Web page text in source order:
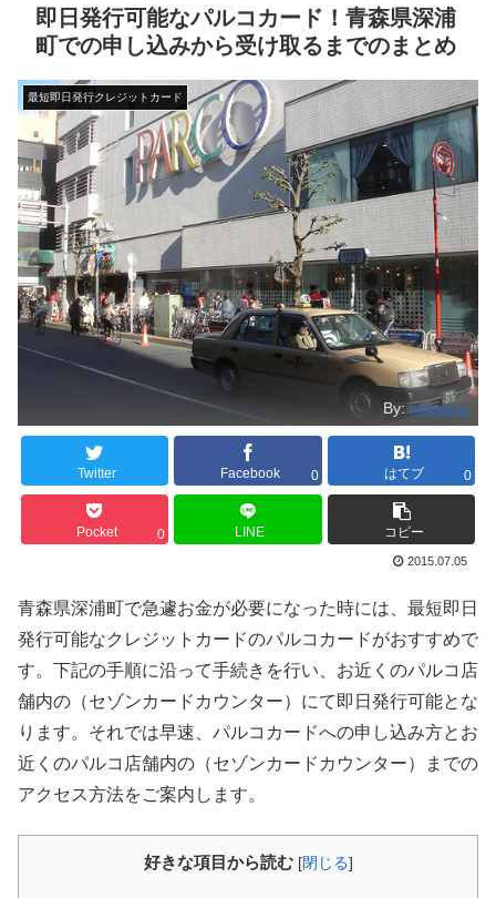
即日発行可能なパルコカード！青森県深浦
町での申し込みから受け取るまでのまとめ
最短即日発行クレジットカード
By:shibainu
Twitter Facebook 0 はてブ 0
Pocket 0 LINE コピー
2015.07.05
青森県深浦町で急遽お金が必要になった時には、最短即日
発行可能なクレジットカードのパルコカードがおすすめで
す。下記の手順に沿って手続きを行い、お近くのパルコ店
舗内の（セゾンカードカウンター）にて即日発行可能とな
ります。それでは早速、パルコカードへの申し込み方とお
近くのパルコ店舗内の（セゾンカードカウンター）までの
アクセス方法をご案内します。
好きな項目から読む [閉じる]